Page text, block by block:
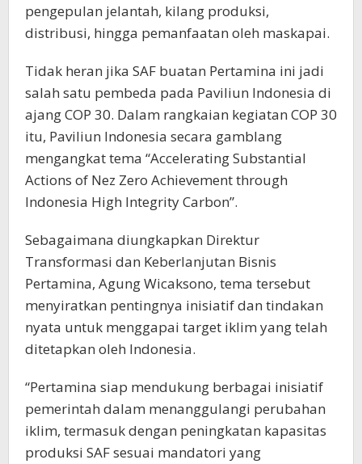
pengepulan jelantah, kilang produksi,
distribusi, hingga pemanfaatan oleh maskapai.
Tidak heran jika SAF buatan Pertamina ini jadi
salah satu pembeda pada Paviliun Indonesia di
ajang COP 30. Dalam rangkaian kegiatan COP 30
itu, Paviliun Indonesia secara gamblang
mengangkat tema “Accelerating Substantial
Actions of Nez Zero Achievement through
Indonesia High Integrity Carbon”.
Sebagaimana diungkapkan Direktur
Transformasi dan Keberlanjutan Bisnis
Pertamina, Agung Wicaksono, tema tersebut
menyiratkan pentingnya inisiatif dan tindakan
nyata untuk menggapai target iklim yang telah
ditetapkan oleh Indonesia.
“Pertamina siap mendukung berbagai inisiatif
pemerintah dalam menanggulangi perubahan
iklim, termasuk dengan peningkatan kapasitas
produksi SAF sesuai mandatori yang